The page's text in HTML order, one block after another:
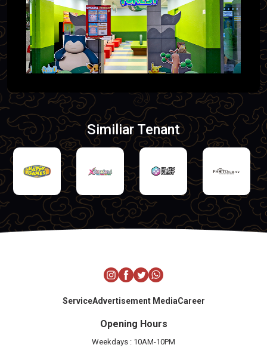
Similiar Tenant
ServiceAdvertisement MediaCareer
Opening Hours
Weekdays : 10AM-10PM